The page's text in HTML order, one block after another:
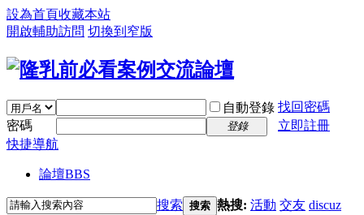
設為首頁收藏本站
開啟輔助訪問 切換到窄版
自動登錄 找回密碼
密碼
登錄
立即註冊
快捷導航
論壇BBS
搜索 搜索 熱搜: 活動 交友 discuz